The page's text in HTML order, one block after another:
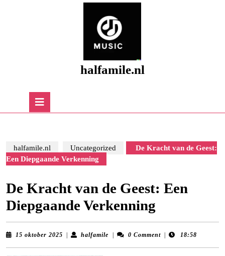
halfamile.nl
halfamile.nl Uncategorized
De Kracht van de Geest:
Een Diepgaande Verkenning
De Kracht van de Geest: Een
Diepgaande Verkenning
15 oktober 2025 15
halfamile halfamile0 Comment 18:58